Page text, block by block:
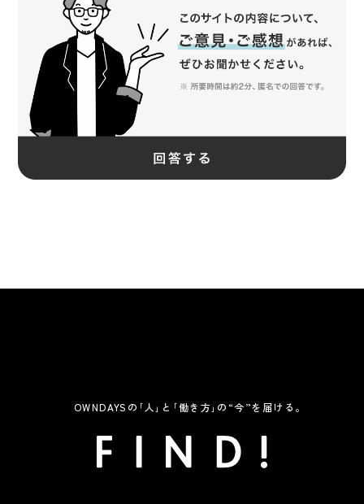
OWNDAYSの｢人｣と｢働き方｣の“今”を届ける。